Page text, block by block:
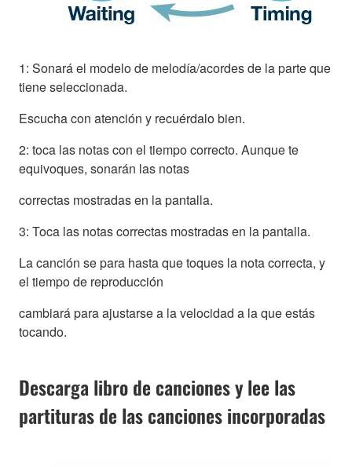
1: Sonará el modelo de melodía/acordes de la parte que
tiene seleccionada.
Escucha con atención y recuérdalo bien.
2: toca las notas con el tiempo correcto. Aunque te
equivoques, sonarán las notas
correctas mostradas en la pantalla.
3: Toca las notas correctas mostradas en la pantalla.
La canción se para hasta que toques la nota correcta, y
el tiempo de reproducción
cambiará para ajustarse a la velocidad a la que estás
tocando.
Descarga libro de canciones y lee las
partituras de las canciones incorporadas